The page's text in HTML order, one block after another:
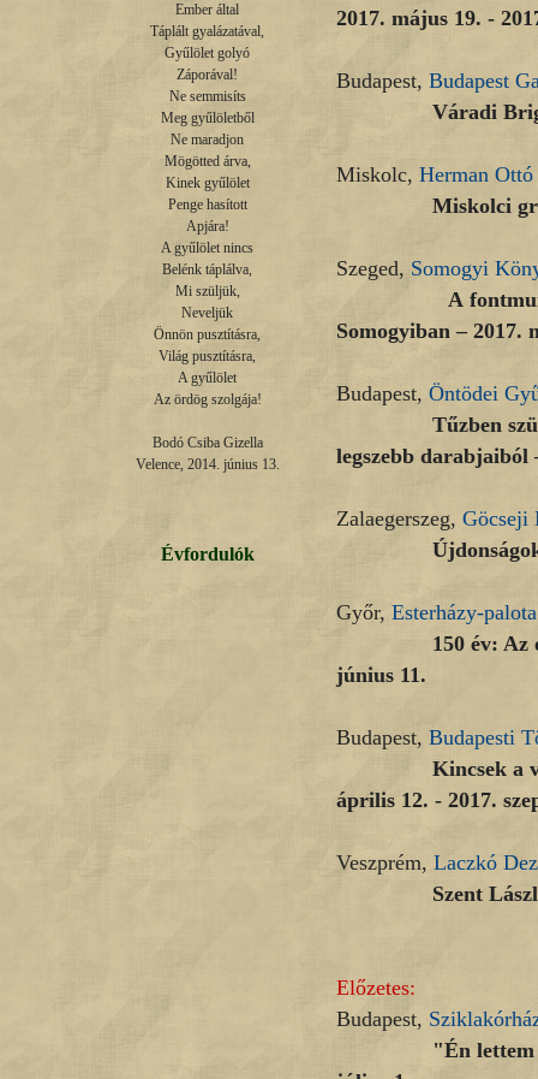
Ember által
Táplált gyalázatával,
Gyűlölet golyó
Záporával!
Ne semmisíts
Meg gyűlöletből
Ne maradjon
Mögötted árva,
Kinek gyűlölet
Penge hasított
Apjára!
A gyűlölet nincs
Belénk táplálva,
Mi szüljük,
Neveljük
Önnön pusztításra,
Világ pusztításra,
A gyűlölet
Az ördög szolgája!
Bodó Csiba Gizella
Velence, 2014. június 13.
Évfordulók
2017. május 19. -
Budapest, Budapest
Váradi Brigitta
Miskolc, Herman
Miskolci grafikai
Szeged, Somogyi
A
Somogyiban – 2017.
Budapest, Öntödei
Tűzben született
legszebb darabjaiból
Zalaegerszeg, Göcseji
Újdonságok,
Győr, Esterházy-palota
150 év: Az
június 11.
Budapest, Budapesti
Kincsek a város
április 12. - 2017.
Veszprém, Laczkó
Szent László
Előzetes:
Budapest,
"Én lettem a